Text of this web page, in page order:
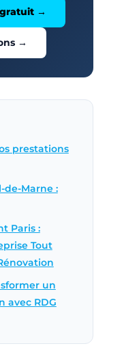
→
→
prestations
de-Marne :
Paris :
Tout
un
avec RDG